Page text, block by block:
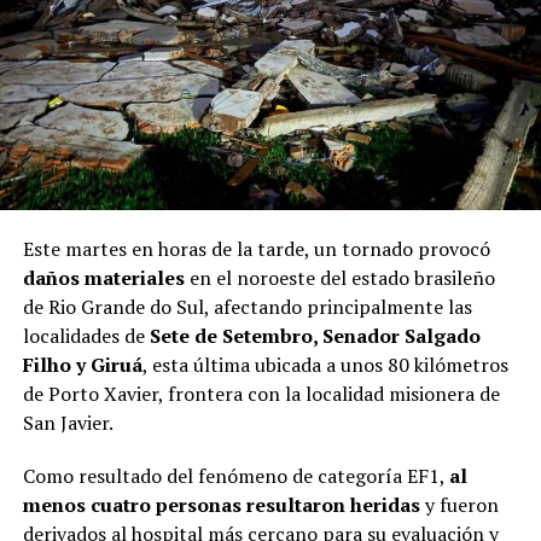
Este martes en horas de la tarde, un tornado provocó
daños materialesen el noroeste del estado brasileño
de Rio Grande do Sul, afectando principalmente las
localidades de Sete de Setembro, Senador Salgado
Filho y Giruá, esta última ubicada a unos 80 kilómetros
de Porto Xavier, frontera con la localidad misionera de
San Javier.
Como resultado del fenómeno de categoría EF1, al
menos cuatro personas resultaron heridasy fueron
derivados al hospital más cercano para su evaluación y